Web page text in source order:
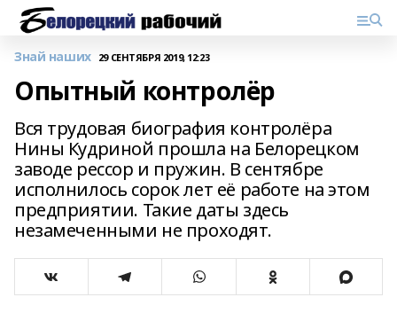
Знай наших 29 СЕНТЯБРЯ 2019, 12:23
Опытный контролёр
Вся трудовая биография контролёра
Нины Кудриной прошла на Белорецком
заводе рессор и пружин. В сентябре
исполнилось сорок лет её работе на этом
предприятии. Такие даты здесь
незамеченными не проходят.